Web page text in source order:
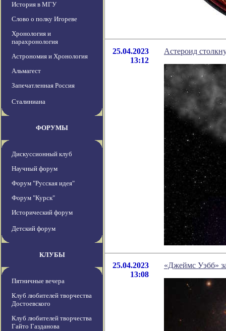
История в МГУ
Слово о полку Игореве
Хронология и
парахронология
Астрономия и Хронология
Альмагест
Запечатленная Россия
Сталиниана
ФОРУМЫ
Дискуссионный клуб
Научный форум
Форум "Русская идея"
Форум "Курск"
Исторический форум
Детский форум
КЛУБЫ
Пятничные вечера
Клуб любителей творчества
Достоевского
Клуб любителей творчества
Гайто Газданова
25.04.2023
13:12
Астероид
25.04.2023
13:08
«Джеймс Уэбб»